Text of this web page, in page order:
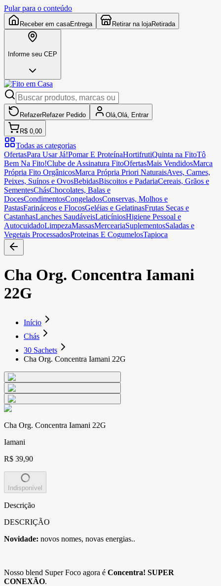
Pular para o conteúdo
Receber em casaEntrega Retirar na lojaRetirada
Informe seu CEP
RefazerRefazer Pedido Olá, Olá, Entrar
R$ 0,00
Todas as categorias
OfertasPara Usar Já!Pomar E ProteínaHortifrutiQuinta na FitoTô
Bem Na Fito!Clube de Assinatura FitoOfertasMais VendidosMarca
Própria Fito OrgânicosMarca Própria Priori NaturaisAves, Carnes,
Peixes, Suínos e OvosBebidasBiscoitos e PadariaCereais, Grãos e
SementesChásChocolates, Balas e
DocesCondimentosCongeladosConservas, Molhos e
PastasFarináceos e FlocosGeléias e GelatinasFrutas Secas e
CastanhasLanches SaudáveisLaticíniosHigiene Pessoal e
AutocuidadoLimpezaMassasMerceariaSuplementosSaladas e
Vegetais ProcessadosProteinas E CogumelosTapioca
Cha Org. Concentra Iamani
22G
Início
Chás
30 Sachets
Cha Org. Concentra Iamani 22G
Cha Org. Concentra Iamani 22G
Iamani
R$ 39,90
Indisponível
Descrição
DESCRIÇÃO
Novidade: novos nomes, novas energias..
Nosso blend Super Foco agora é Concentra! SUPER
CONEXÃO.